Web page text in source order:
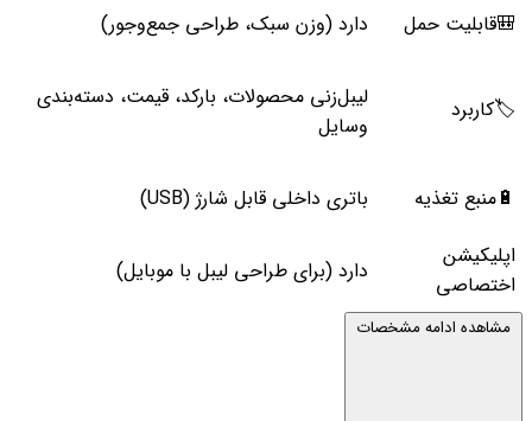
🎒قابلیت حمل دارد (وزن سبک، طراحی جمع‌وجور)
🏷️کاربرد
لیبل‌زنی محصولات، بارکد، قیمت، دسته‌بندی
وسایل
🔋منبع تغذیه
باتری داخلی قابل شارژ (USB)
اپلیکیشن
اختصاصی
دارد (برای طراحی لیبل با موبایل)
مشاهده ادامه مشخصات